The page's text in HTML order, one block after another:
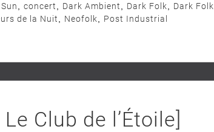
concert Dark Ambient Dark Folk
Dark Folk
de la Nuit Neofolk Post Industrial
Club de l’Étoile]